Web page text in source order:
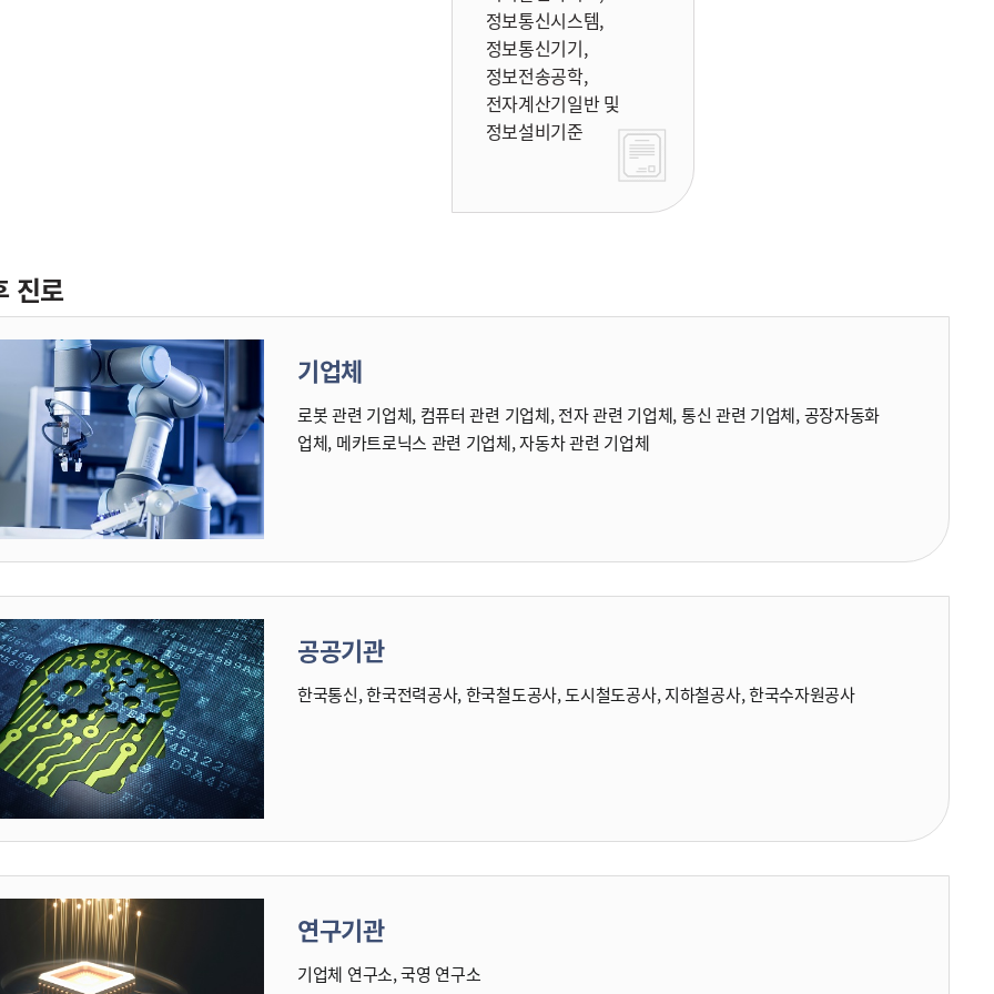
정보통신시스템,
정보통신기기,
정보전송공학,
전자계산기일반 및
정보설비기준
진로
기업체
로봇 관련 기업체, 컴퓨터 관련 기업체, 전자 관련 기업체, 통신 관련 기업체, 공장자동화
업체, 메카트로닉스 관련 기업체, 자동차 관련 기업체
공공기관
한국통신, 한국전력공사, 한국철도공사, 도시철도공사, 지하철공사, 한국수자원공사
연구기관
기업체 연구소, 국영 연구소